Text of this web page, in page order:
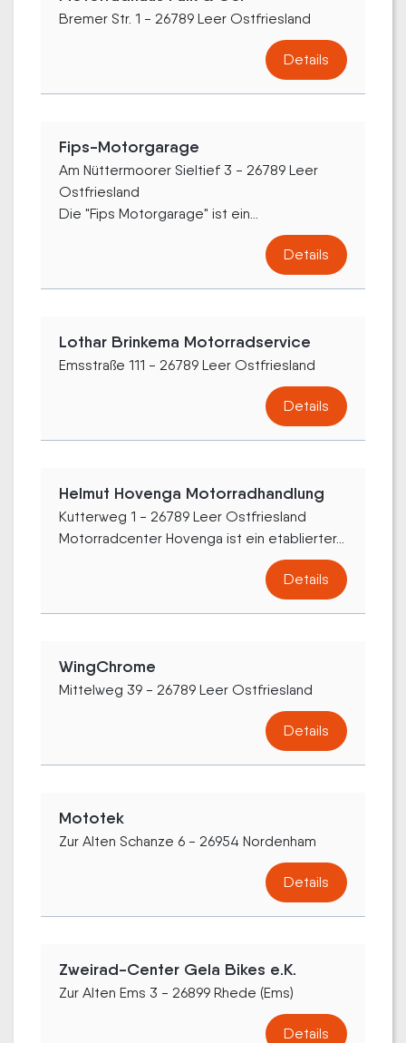
Bremer Str. 1 - 26789 Leer Ostfriesland
Details
Fips-Motorgarage
Am Nüttermoorer Sieltief 3 - 26789 Leer
Ostfriesland
Die "Fips Motorgarage" ist ein...
Details
Lothar Brinkema Motorradservice
Emsstraße 111 - 26789 Leer Ostfriesland
Details
Helmut Hovenga Motorradhandlung
Kutterweg 1 - 26789 Leer Ostfriesland
Motorradcenter Hovenga ist ein etablierter...
Details
WingChrome
Mittelweg 39 - 26789 Leer Ostfriesland
Details
Mototek
Zur Alten Schanze 6 - 26954 Nordenham
Details
Zweirad-Center Gela Bikes e.K.
Zur Alten Ems 3 - 26899 Rhede (Ems)
Details